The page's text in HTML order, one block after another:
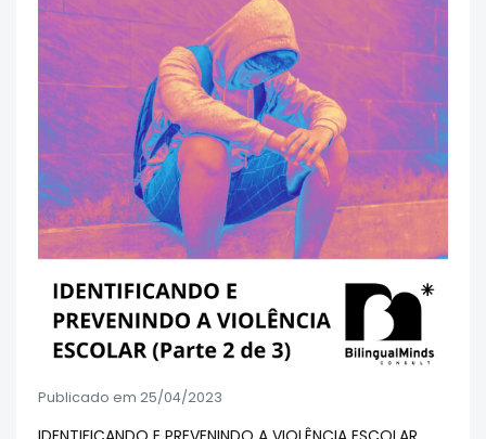
Publicado em 25/04/2023